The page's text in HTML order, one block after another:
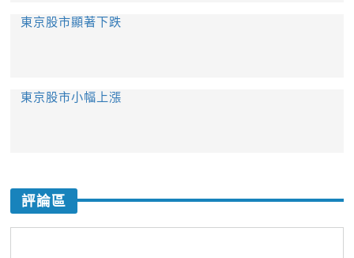
東京股市顯著下跌
東京股市小幅上漲
評論區